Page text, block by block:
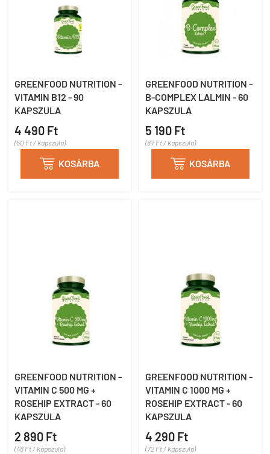
GREENFOOD NUTRITION -
VITAMIN B12 - 90
KAPSZULA
4 490 Ft
(50 Ft / kapszula)
 KOSÁRBA
GREENFOOD NUTRITION -
B-COMPLEX LALMIN - 60
KAPSZULA
5 190 Ft
(87 Ft / kapszula)
 KOSÁRBA
GREENFOOD NUTRITION -
VITAMIN C 500 MG +
ROSEHIP EXTRACT - 60
KAPSZULA
2 890 Ft
(48 Ft / kapszula)
GREENFOOD NUTRITION -
VITAMIN C 1000 MG +
ROSEHIP EXTRACT - 60
KAPSZULA
4 290 Ft
(72 Ft / kapszula)